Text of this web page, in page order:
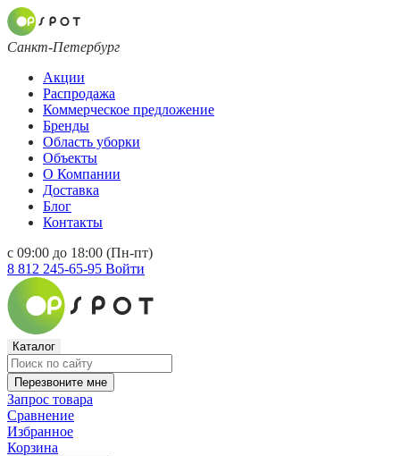
Санкт-Петербург
Акции
Распродажа
Коммерческое предложение
Бренды
Область уборки
Объекты
О Компании
Доставка
Блог
Контакты
с 09:00 до 18:00 (Пн-пт)
8 812 245-65-95 Войти
Каталог
Перезвоните мне
Запрос товара
Сравнение
Избранное
Корзина